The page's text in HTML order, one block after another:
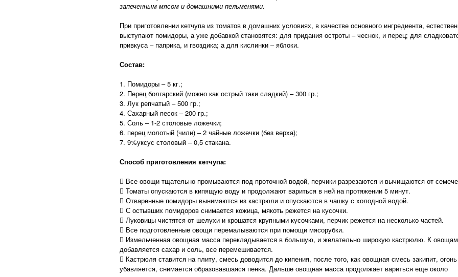
запеченным мясом и домашними пельменями.
При приготовлении кетчупа из томатов в домашних условиях, в качестве основного ингредиента,
выступают помидоры, а уже добавкой становятся: для придания остроты – чеснок, и перец; для
привкуса – паприка, и гвоздика; а для кислинки – яблоки.
Состав:
1. Помидоры – 5 кг.;
2. Перец болгарский (можно как острый таки сладкий) – 300 гр.;
3. Лук репчатый – 500 гр.;
4. Сахарный песок – 200 гр.;
5. Соль – 1-2 столовые ложечки;
6. перец молотый (чили) – 2 чайные ложечки (без верха);
7. 9%уксус столовый – 0,5 стакана.
Способ приготовления кетчупа:
 Все овощи тщательно промываются под проточной водой, перчики разрезаются и вычищаются от
 Томаты опускаются в кипящую воду и продолжают вариться в ней на протяжении 5 минут.
 Отваренные помидоры вынимаются из кастрюли и опускаются в чашку с холодной водой.
 С остывших помидоров снимается кожица, мякоть режется на кусочки.
 Луковицы чистятся от шелухи и крошатся крупными кусочками, перчик режется на несколько частей.
 Все подготовленные овощи перемалываются при помощи мясорубки.
 Измельченная овощная масса перекладывается в большую, и желательно широкую кастрюлю. К овощам
добавляется сахар и соль, все перемешивается.
 Кастрюля ставится на плиту, смесь доводится до кипения, после того, как овощная смесь закипит, огонь
убавляется, снимается образовавшаяся пенка. Дальше овощная масса продолжает вариться еще около